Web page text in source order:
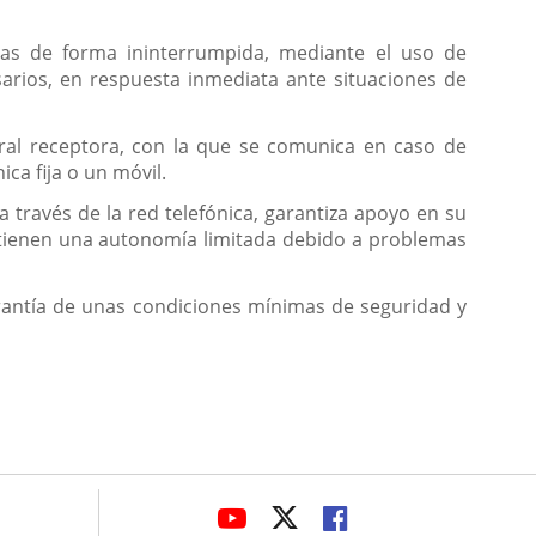
de forma ininterrumpida, mediante el uso de
en respuesta inmediata ante situaciones de
receptora, con la que se comunica en caso de
fija o un móvil.
de la red telefónica, garantiza apoyo en su
una autonomía limitada debido a problemas
de unas condiciones mínimas de seguridad y
ENLACEENLACEENLACE